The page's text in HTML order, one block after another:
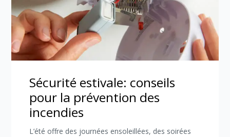
Sécurité estivale: conseils
pour la prévention des
incendies
L’été offre des journées ensoleillées, des soirées